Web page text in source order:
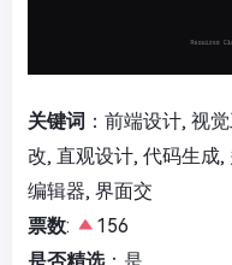
关键词 ：前端设计, 视
改, 直观设计, 代码生成
编辑器, 界面交
票数:
156